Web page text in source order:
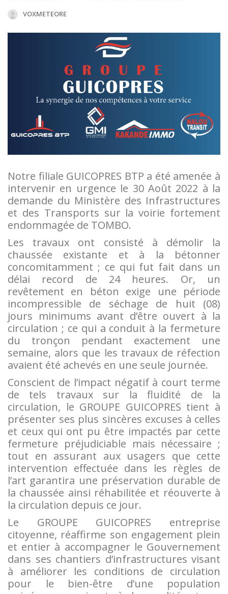
VOXMETEORE
Notre filiale GUICOPRES BTP a été amenée à
intervenir en urgence le 30 Août 2022 à la
demande du Ministère des Infrastructures
et des Transports sur la voirie fortement
endommagée de TOMBO.
Les travaux ont consisté à démolir la
chaussée existante et à la bétonner
concomitamment ; ce qui fut fait dans un
délai record de 24 heures. Or, un
revêtement en béton exige une période
incompressible de séchage de huit (08)
jours minimums avant d’être ouvert à la
circulation ; ce qui a conduit à la fermeture
du tronçon pendant exactement une
semaine, alors que les travaux de réfection
avaient été achevés en une seule journée.
Conscient de l’impact négatif à court terme
de tels travaux sur la fluidité de la
circulation, le GROUPE GUICOPRES tient à
présenter ses plus sincères excuses à celles
et ceux qui ont pu être impactés par cette
fermeture préjudiciable mais nécessaire ;
tout en assurant aux usagers que cette
intervention effectuée dans les règles de
l’art garantira une préservation durable de
la chaussée ainsi réhabilitée et réouverte à
la circulation depuis ce jour.
Le GROUPE GUICOPRES entreprise
citoyenne, réaffirme son engagement plein
et entier à accompagner le Gouvernement
dans ses chantiers d’infrastructures visant
à améliorer les conditions de circulation
pour le bien-être d’une population